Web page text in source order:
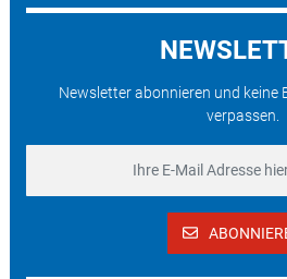
Newsletter abonnieren und keine
verpassen.